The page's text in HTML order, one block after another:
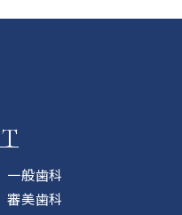
一般歯科
審美歯科